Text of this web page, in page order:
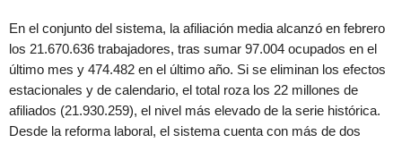
En el conjunto del sistema, la afiliación media alcanzó en febrero
los 21.670.636 trabajadores, tras sumar 97.004 ocupados en el
último mes y 474.482 en el último año. Si se eliminan los efectos
estacionales y de calendario, el total roza los 22 millones de
afiliados (21.930.259), el nivel más elevado de la serie histórica.
Desde la reforma laboral, el sistema cuenta con más de dos